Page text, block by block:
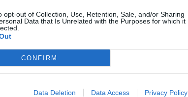
opt-out of Collection, Use, Retention, Sale, and/or Sharing
Data that Is Unrelated with the Purposes for which it
CONFIRM
Data Deletion Data Access Privacy Policy
los nombres de los 3 ganadores,
. No te lo pierdas porque aquí
concursos que las marcas nos vayan
y muestras gratis.